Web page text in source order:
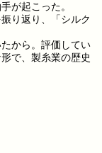
が起こった。
り返り、「シルク
から。評価してい
で、製糸業の歴史